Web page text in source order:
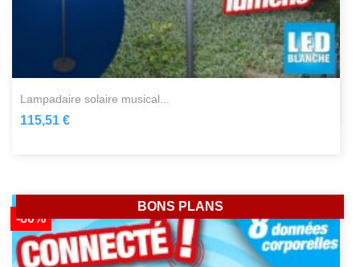
lampadaire solaire musical...
115,51 €
-80%
BONS PLANS